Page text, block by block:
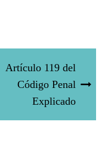
Artículo 119 del
Código Penal
Explicado